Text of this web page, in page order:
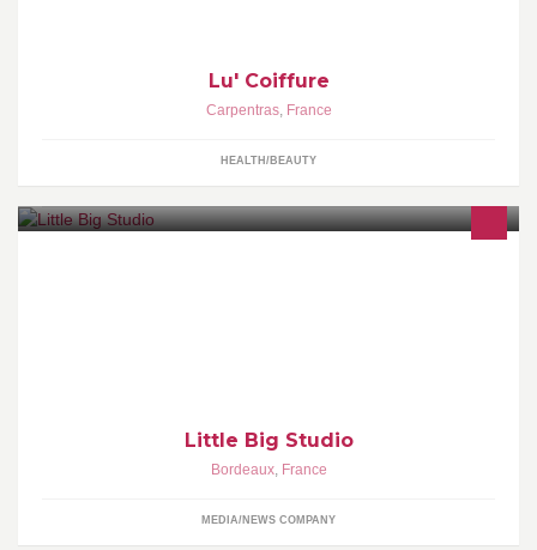
Lu' Coiffure
Carpentras, France
HEALTH/BEAUTY
Little Big Studio
Bordeaux, France
MEDIA/NEWS COMPANY